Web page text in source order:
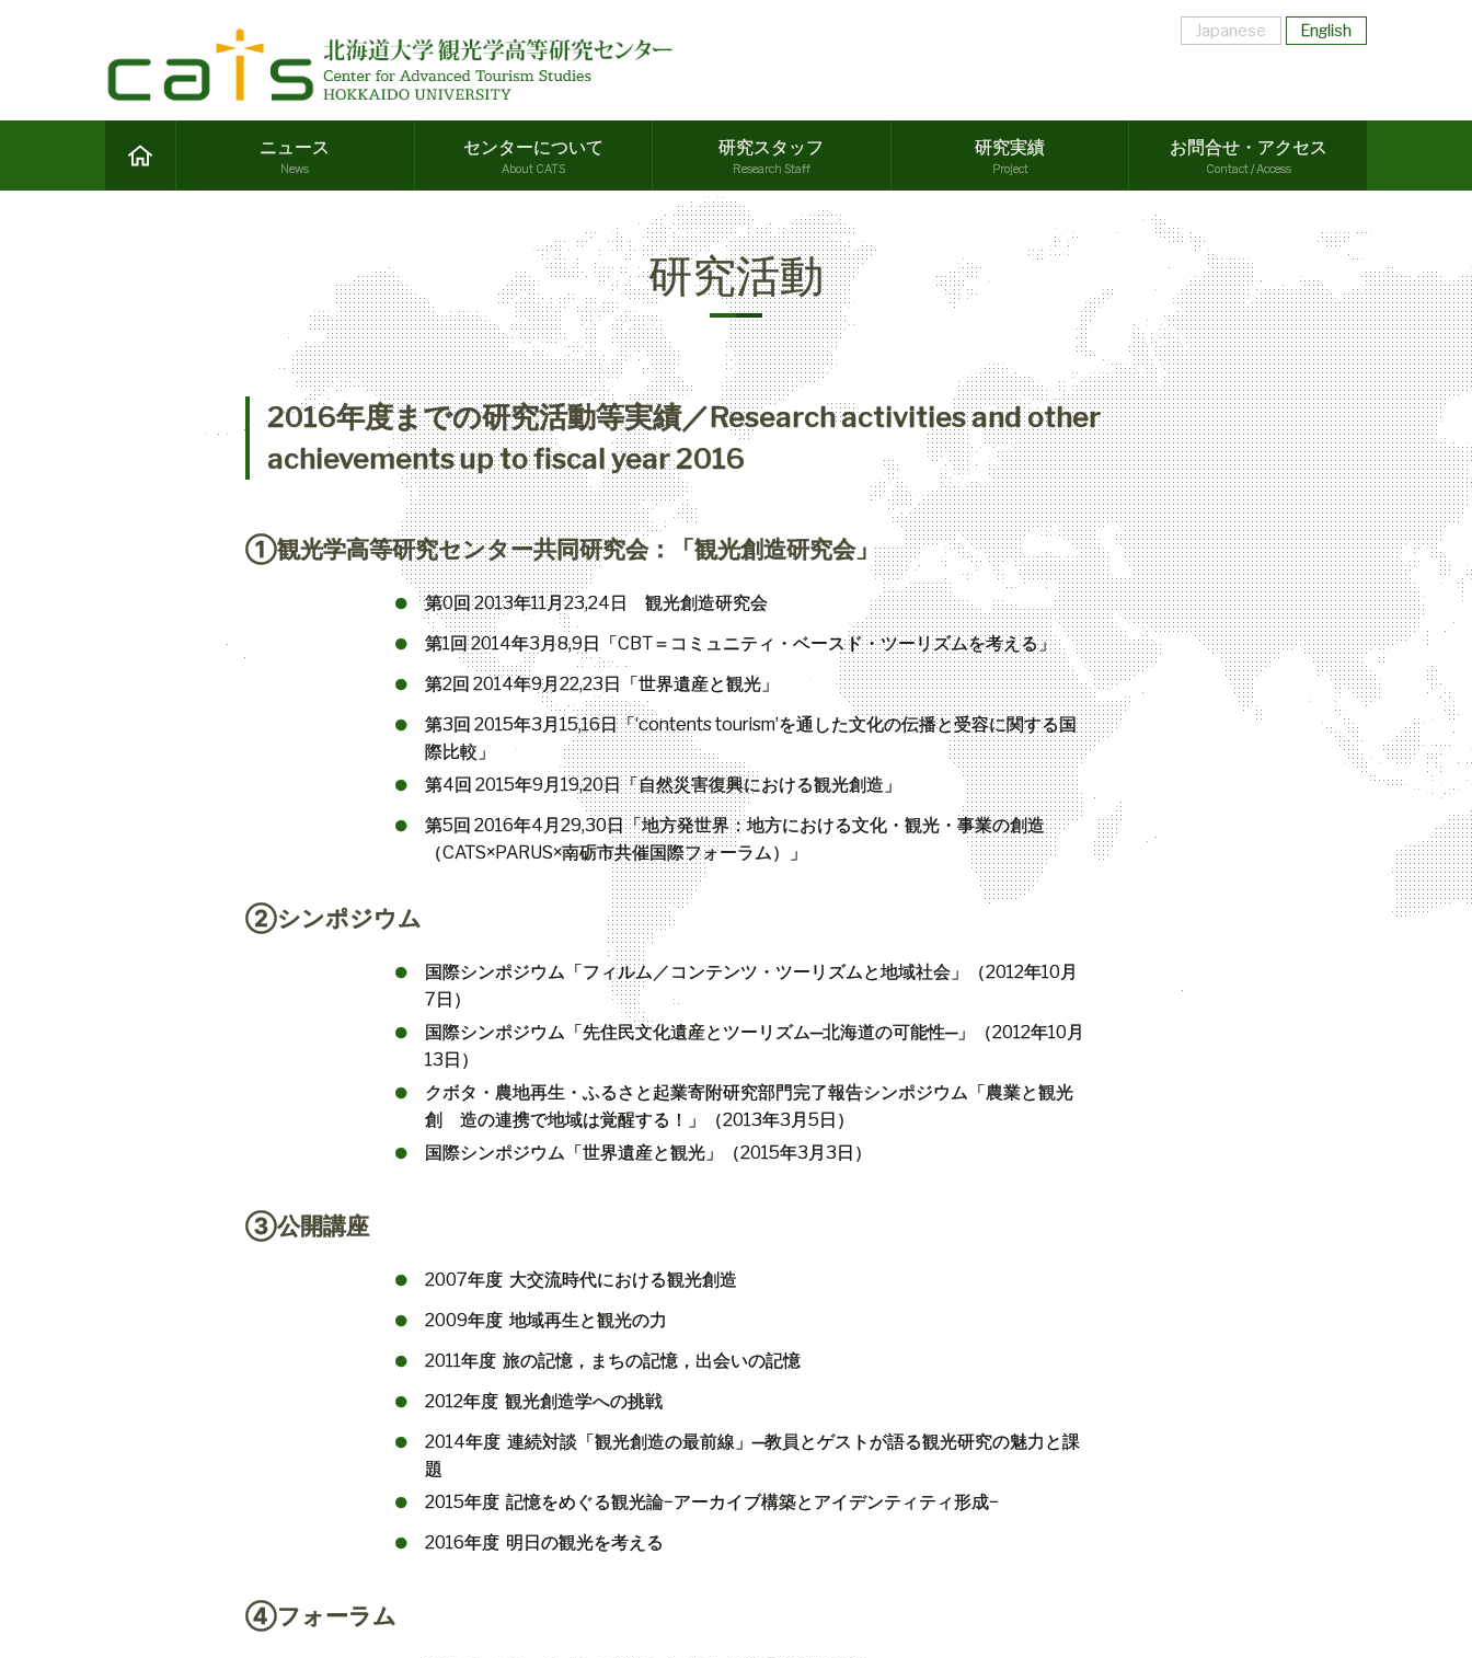
Japanese English
ニュース
News
センターについて
About CATS
研究スタッフ
Research Staff
研究実績
Project
お問合せ・アクセス
Contact / Access
研究活動
2016年度までの研究活動等実績／Research activities and other
achievements up to fiscal year 2016
①観光学高等研究センター共同研究会：「観光創造研究会」
第0回2013年11月23,24 日 観光創造研究会
第1回2014年3月8,9 日「 CBT＝コミュニティ・ベースド・ツーリズムを考える」
第2回 2014年9月 22,23 日「世界遺産と観光」
第3回 2015年3月 15,16日「‘contents tourism’を通した文化の伝播と受容に関する国
際比較」
第4回 2015年9月 19,20日「自然災害復興における観光創造」
第5回 2016年4月 29,30日「地方発世界：地方における文化・観光・事業の創造
（CATS×PARUS×南砺市共催国際フォーラム）」
②シンポジウム
国際シンポジウム「フィルム／コンテンツ・ツーリズムと地域社会」（2012年10月
7 日）
国際シンポジウム「先住民文化遺産とツーリズム─北海道の可能性─」（2012年10月
13 日）
クボタ・農地再生・ふるさと起業寄附研究部門完了報告シンポジウム「農業と観光
創 造の連携で地域は覚醒する！」（2013年3月 5 日）
国際シンポジウム「世界遺産と観光」（2015年3月 3 日）
③公開講座
2007年度 大交流時代における観光創造
2009年度 地域再生と観光の力
2011年度 旅の記憶，まちの記憶，出会いの記憶
2012年度 観光創造学への挑戦
2014年度 連続対談「観光創造の最前線」─教員とゲストが語る観光研究の魅力と課
題
2015年度 記憶をめぐる観光論−アーカイブ構築とアイデンティティ形成−
2016年度 明日の観光を考える
④フォーラム